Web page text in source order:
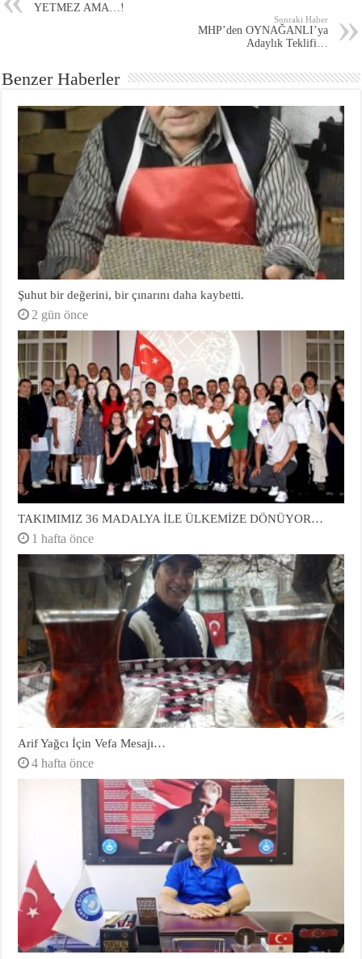
YETMEZ AMA…!
Sonraki Haber
MHP’den OYNAĞANLI’ya
Adaylık Teklifi…
Benzer Haberler
Şuhut bir değerini, bir çınarını daha kaybetti.
2 gün önce
TAKIMIMIZ 36 MADALYA İLE ÜLKEMİZE DÖNÜYOR…
1 hafta önce
Arif Yağcı İçin Vefa Mesajı…
4 hafta önce